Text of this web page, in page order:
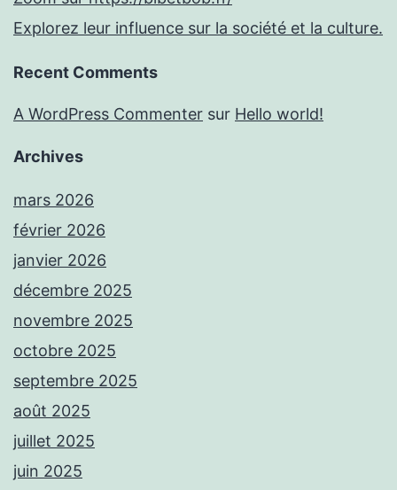
Explorez leur influence sur la société et la culture.
Recent Comments
A WordPress Commenter sur Hello world!
Archives
mars 2026
février 2026
janvier 2026
décembre 2025
novembre 2025
octobre 2025
septembre 2025
août 2025
juillet 2025
juin 2025